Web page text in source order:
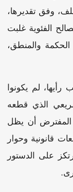
وفق تقديرها،
الفئوية غلبت
والمنطق،
لم يكونوا
الذي قطعه
المفترض أن يظل
قانونية وحوار
على الدستور